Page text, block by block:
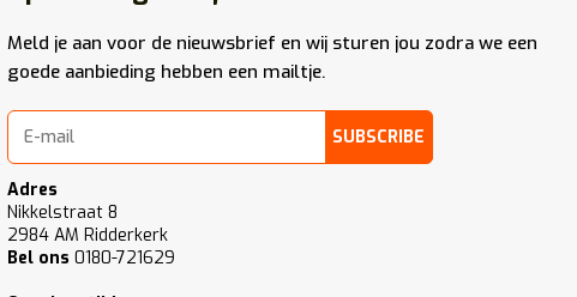
Meld je aan voor de nieuwsbrief en wij sturen jou zodra we een
goede aanbieding hebben een mailtje.
SUBSCRIBE
Adres
Nikkelstraat 8
2984 AM Ridderkerk
Bel ons 0180-721629